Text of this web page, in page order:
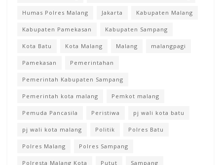
Humas Polres Malang Jakarta Kabupaten Malang
Kabupaten Pamekasan Kabupaten Sampang
Kota Batu Kota Malang Malang malangpagi
Pamekasan Pemerintahan
Pemerintah Kabupaten Sampang
Pemerintah kota malang Pemkot malang
Pemuda Pancasila Peristiwa pj wali kota batu
pj wali kota malang Politik Polres Batu
Polres Malang Polres Sampang
Polresta Malang Kota Putut Sampang